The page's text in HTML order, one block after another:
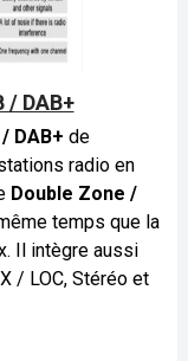
/ DAB+
DAB+ de
radio en
Double Zone /
temps que la
Il intègre aussi
/ LOC, Stéréo et